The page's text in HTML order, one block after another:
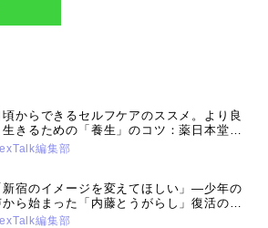
頃からできるセルフケアのススメ。より良
生きるための「養生」のコツ：薬日本堂漢
スクール講師・薬剤師鈴木養平先生（2026
編集部
新宿のイメージを変えてほしい」―少年の
から始まった「内藤とうがらし」復活の舞
裏：内藤とうがらしプロジェクトリーダー
編集部